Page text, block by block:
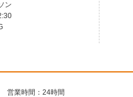
ン
営業時間： 24時間